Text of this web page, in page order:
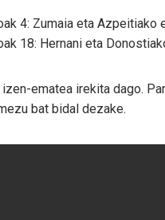
4: Zumaia eta Azpeitiako
18: Hernani eta
ematea irekita dago.
bat bidal dezake.